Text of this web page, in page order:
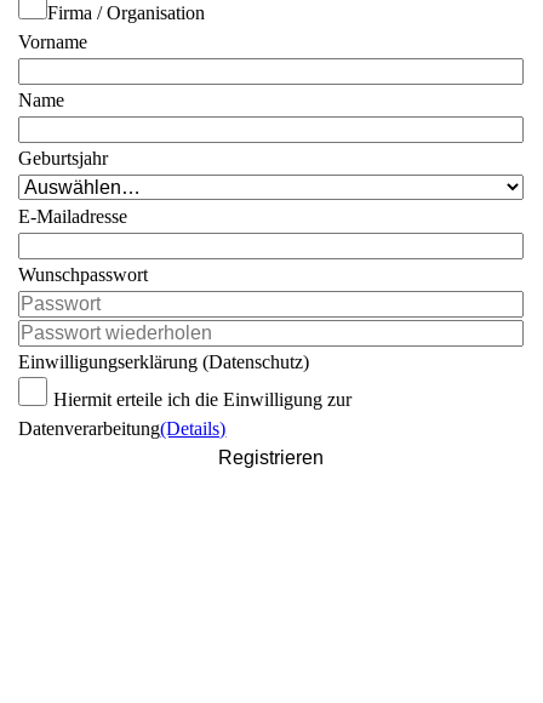
Firma / Organisation
Vorname
Name
Geburtsjahr
E-Mailadresse
Wunschpasswort
Einwilligungserklärung (Datenschutz)
Hiermit erteile ich die Einwilligung zur
Datenverarbeitung(Details)
Registrieren